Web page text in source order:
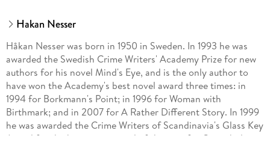
Hakan Nesser
Håkan Nesser was born in 1950 in Sweden. In 1993 he was
awarded the Swedish Crime Writers' Academy Prize for new
authors for his novel Mind's Eye, and is the only author to
have won the Academy's best novel award three times: in
1994 for Borkmann's Point; in 1996 for Woman with
Birthmark; and in 2007 for A Rather Different Story. In 1999
he was awarded the Crime Writers of Scandinavia's Glass Key
Award for the best crime novel of the year for Carambole.